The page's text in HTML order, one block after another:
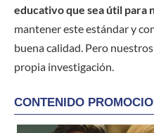
educativo que sea útil para
mantener este estándar y
buena calidad. Pero
propia investigación.